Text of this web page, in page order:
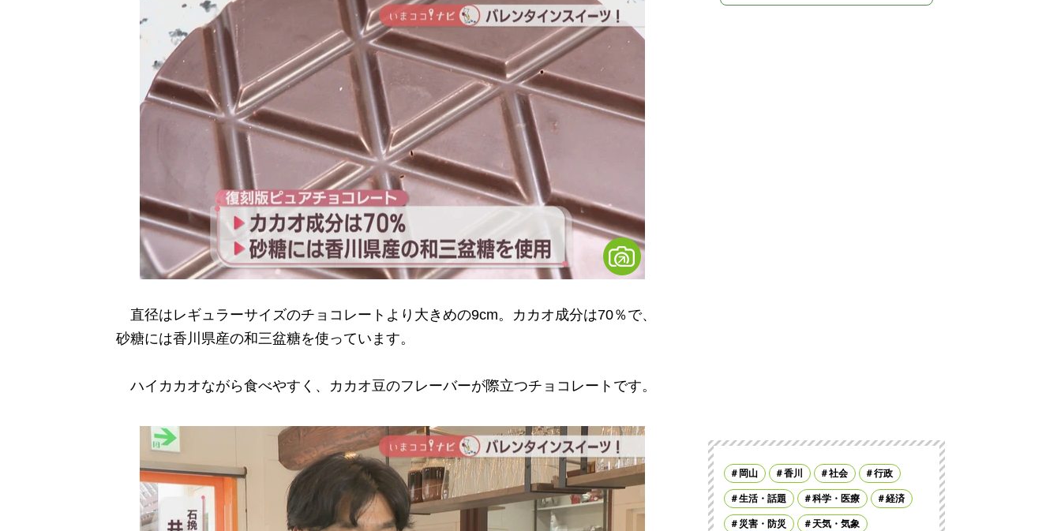
直径はレギュラーサイズのチョコレートより大きめの9cm。カカオ成分は70％で、
砂糖には香川県産の和三盆糖を使っています。
ハイカカオながら食べやすく、カカオ豆のフレーバーが際立つチョコレートです。
岡山 香川 社会 行政
生活・話題 科学・医療 経済
災害・防災 天気・気象